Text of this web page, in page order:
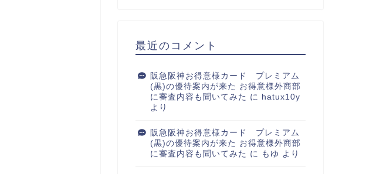
最近のコメント
阪急阪神お得意様カード プレミアム
(黒)の優待案内が来た お得意様外商部
に審査内容も聞いてみた に hatux10y
より
阪急阪神お得意様カード プレミアム
(黒)の優待案内が来た お得意様外商部
に審査内容も聞いてみた に もゆ より